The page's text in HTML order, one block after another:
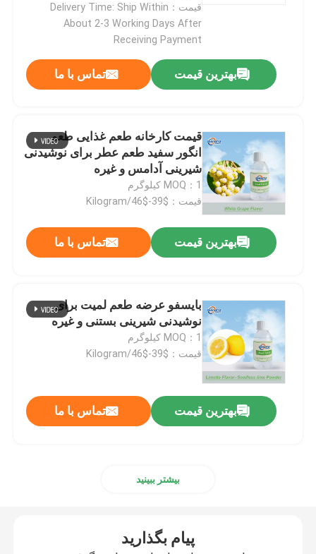
قیمت：Delivery Time: Ship Within
About 2-3 Working Days After
Receiving Payment
بهترین قیمت تماس با ما
قیمت کارخانه طعم غذایی طعم
انگور سفید طعم عطر برای نوشیدنی
شیرینی آدامس و غیره
MOQ：1 کیلوگرم
قیمت：$39-$46/Kilogram
بهترین قیمت تماس با ما
بایسفو عرضه طعم لمیت برای
نوشیدنی شیرینی بستنی و غیره
MOQ：1 کیلوگرم
قیمت：$39-$46/Kilogram
بهترین قیمت تماس با ما
بیشتر ببینید
پیام بگذارید